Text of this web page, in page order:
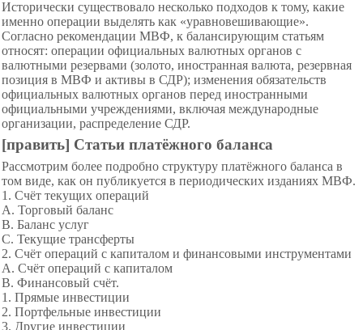
Исторически существовало несколько подходов к тому, какие
именно операции выделять как «уравновешивающие».
Согласно рекомендации МВФ, к балансирующим статьям
относят: операции официальных валютных органов с
валютными резервами (золото, иностранная валюта, резервная
позиция в МВФ и активы в СДР); изменения обязательств
официальных валютных органов перед иностранными
официальными учреждениями, включая международные
организации, распределение СДР.
[править] Статьи платёжного баланса
Рассмотрим более подробно структуру платёжного баланса в
том виде, как он публикуется в периодических изданиях МВФ.
1. Счёт текущих операций
A. Торговый баланс
B. Баланс услуг
C. Текущие трансферты
2. Счёт операций с капиталом и финансовыми инструментами
A. Счёт операций с капиталом
B. Финансовый счёт.
1. Прямые инвестиции
2. Портфельные инвестиции
3. Другие инвестиции